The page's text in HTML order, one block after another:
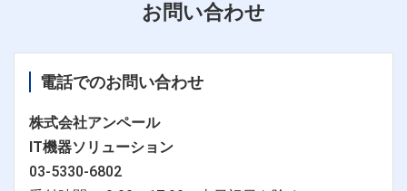
お問い合わせ
電話でのお問い合わせ
株式会社アンペール
IT機器ソリューション
03-5330-6802